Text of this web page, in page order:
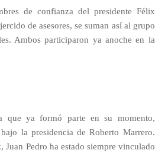
de confianza del presidente Félix
de asesores, se suman así al grupo
Ambos participaron ya anoche en la
que ya formó parte en su momento,
la presidencia de Roberto Marrero.
Juan Pedro ha estado siempre vinculado